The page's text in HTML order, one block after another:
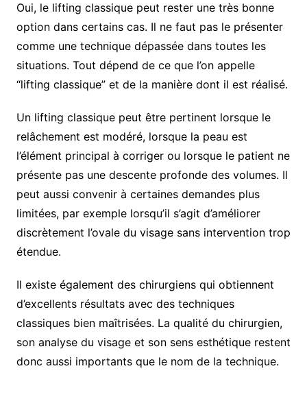
Oui, le lifting classique peut rester une très bonne
option dans certains cas. Il ne faut pas le présenter
comme une technique dépassée dans toutes les
situations. Tout dépend de ce que l’on appelle
“lifting classique” et de la manière dont il est réalisé.
Un lifting classique peut être pertinent lorsque le
relâchement est modéré, lorsque la peau est
l’élément principal à corriger ou lorsque le patient ne
présente pas une descente profonde des volumes. Il
peut aussi convenir à certaines demandes plus
limitées, par exemple lorsqu’il s’agit d’améliorer
discrètement l’ovale du visage sans intervention trop
étendue.
Il existe également des chirurgiens qui obtiennent
d’excellents résultats avec des techniques
classiques bien maîtrisées. La qualité du chirurgien,
son analyse du visage et son sens esthétique restent
donc aussi importants que le nom de la technique.